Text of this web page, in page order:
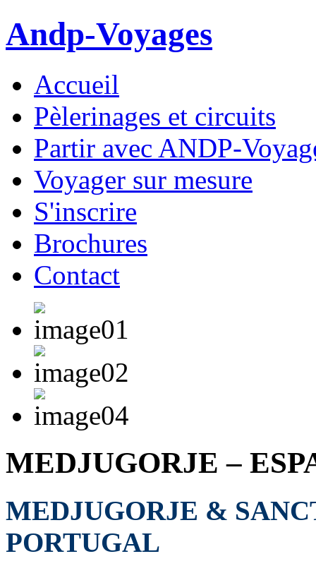
Andp-Voyages
Accueil
Pèlerinages et circuits
Partir avec ANDP-
Voyager sur mesure
S'inscrire
Brochures
Contact
MEDJUGORJE –
MEDJUGORJE &
PORTUGAL